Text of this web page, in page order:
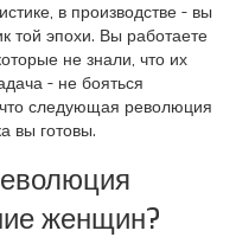
в производстве - вы
той эпохи. Вы работаете
не знали, что их
- не бояться
следующая революция
вы готовы.
женщин?